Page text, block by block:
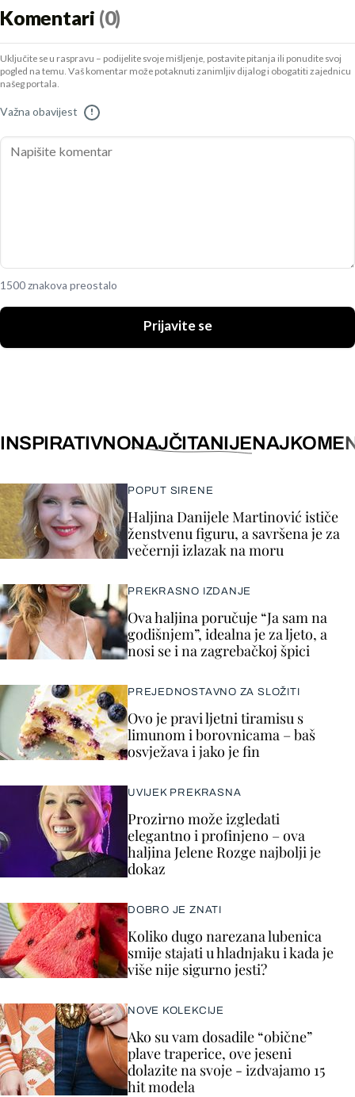
Komentari (0)
Uključite se u raspravu – podijelite svoje mišljenje, postavite pitanja ili ponudite svoj
pogled na temu. Vaš komentar može potaknuti zanimljiv dijalog i obogatiti zajednicu
našeg portala.
Važna obavijest !
1500 znakova preostalo
Prijavite se
INSPIRATIVNONAJČITANIJE
POPUT SIRENE
Haljina Danijele Martinović ističe
ženstvenu figuru, a savršena je za
večernji izlazak na moru
PREKRASNO IZDANJE
Ova haljina poručuje “Ja sam na
godišnjem”, idealna je za ljeto, a
nosi se i na zagrebačkoj špici
PREJEDNOSTAVNO ZA SLOŽITI
Ovo je pravi ljetni tiramisu s
limunom i borovnicama – baš
osvježava i jako je fin
UVIJEK PREKRASNA
Prozirno može izgledati
elegantno i profinjeno – ova
haljina Jelene Rozge najbolji je
dokaz
DOBRO JE ZNATI
Koliko dugo narezana lubenica
smije stajati u hladnjaku i kada je
više nije sigurno jesti?
NOVE KOLEKCIJE
Ako su vam dosadile “obične”
plave traperice, ove jeseni
dolazite na svoje - izdvajamo 15
hit modela